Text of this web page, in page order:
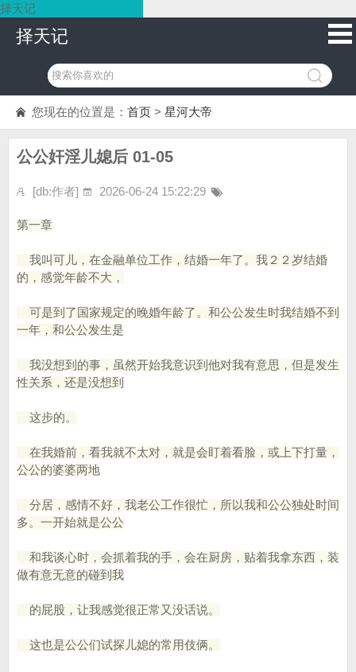
择天记
择天记
您现在的位置是： 首页 > 星河大帝
公公奸淫儿媳后 01-05
[db:作者] 2026-06-24 15:22:29
第一章
我叫可儿，在金融单位工作，结婚一年了。我２２岁结婚
的，感觉年龄不大，
可是到了国家规定的晚婚年龄了。和公公发生时我结婚不到
一年，和公公发生是
我没想到的事，虽然开始我意识到他对我有意思，但是发生
性关系，还是没想到
这步的。
在我婚前，看我就不太对，就是会盯着看脸，或上下打量，
公公的婆婆两地
分居，感情不好，我老公工作很忙，所以我和公公独处时间
多。一开始就是公公
和我谈心时，会抓着我的手，会在厨房，贴着我拿东西，装
做有意无意的碰到我
的屁股，让我感觉很正常又没话说。
这也是公公们试探儿媳的常用伎俩。